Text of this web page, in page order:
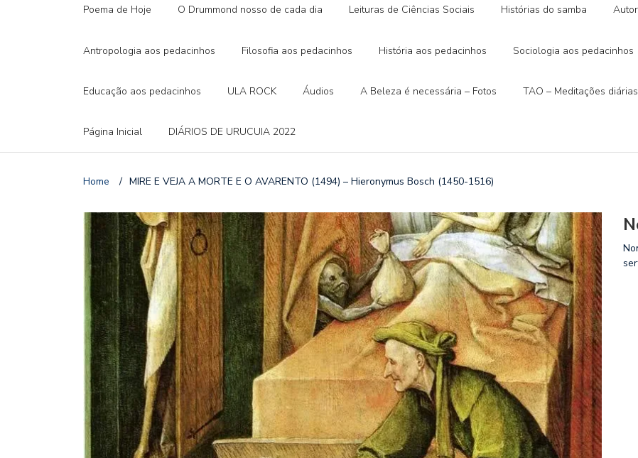
Poema de Hoje O Drummond nosso de cada dia Leituras de Ciências Sociais Histórias do samba
Antropologia aos pedacinhos Filosofia aos pedacinhos História aos pedacinhos Sociologia aos pedacinhos
Educação aos pedacinhos ULA ROCK Áudios A Beleza é necessária – Fotos TAO – Meditações diárias
Página Inicial DIÁRIOS DE URUCUIA 2022
Home / MIRE E VEJA A MORTE E O AVARENTO (1494) – Hieronymus Bosch (1450-1516)